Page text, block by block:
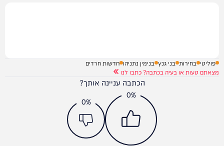
פוליטי בחירות בני גנץ בנימין נתניהו חדשות חרדים
מצאתם טעות או בעיה בכתבה? כתבו לנו
הכתבה עניינה אותך?
0%
0%